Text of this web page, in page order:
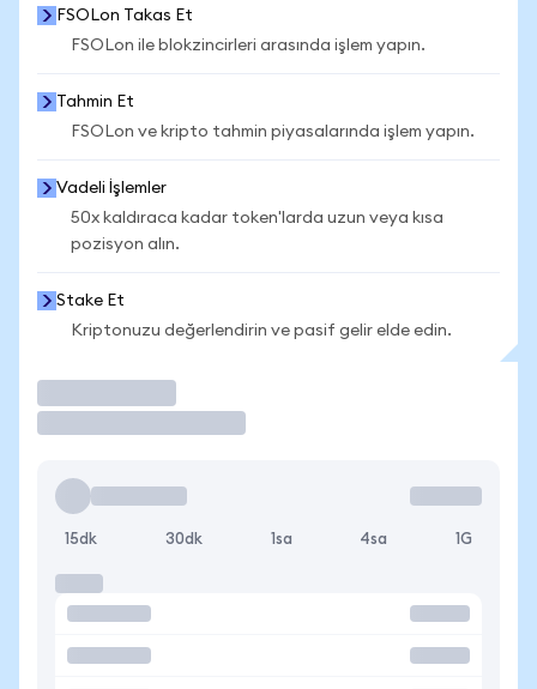
FSOLon Takas Et
FSOLon ile blokzincirleri arasında işlem yapın.
Tahmin Et
FSOLon ve kripto tahmin piyasalarında işlem yapın.
Vadeli İşlemler
50x kaldıraca kadar token'larda uzun veya kısa
pozisyon alın.
Stake Et
Kriptonuzu değerlendirin ve pasif gelir elde edin.
15dk 30dk 1sa 4sa 1G